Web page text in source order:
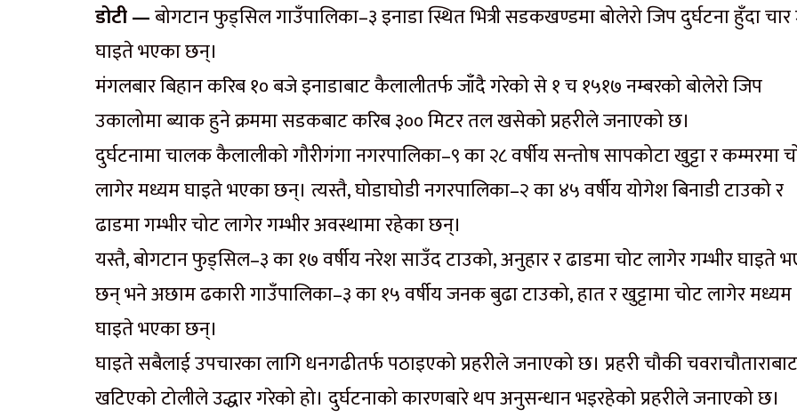
डोटी —बोगटान फुड्सिल गाउँपालिका–३ इनाडा स्थित भित्री सडकखण्डमा बोलेरो जिप दुर्घटना हुँदा
घाइते भएका छन्।
मंगलबार बिहान करिब १० बजे इनाडाबाट कैलालीतर्फ जाँदै गरेको से १ च १५१७ नम्बरको बोलेरो जिप
उकालोमा ब्याक हुने क्रममा सडकबाट करिब ३०० मिटर तल खसेको प्रहरीले जनाएको छ।
दुर्घटनामा चालक कैलालीको गौरीगंगा नगरपालिका–९ का २८ वर्षीय सन्तोष सापकोटा खुट्टा र कम्मरमा
लागेर मध्यम घाइते भएका छन्। त्यस्तै, घोडाघोडी नगरपालिका–२ का ४५ वर्षीय योगेश बिनाडी टाउको र
ढाडमा गम्भीर चोट लागेर गम्भीर अवस्थामा रहेका छन्।
यस्तै, बोगटान फुड्सिल–३ का १७ वर्षीय नरेश साउँद टाउको, अनुहार र ढाडमा चोट लागेर गम्भीर घाइते
छन् भने अछाम ढकारी गाउँपालिका–३ का १५ वर्षीय जनक बुढा टाउको, हात र खुट्टामा चोट लागेर मध्यम
घाइते भएका छन्।
घाइते सबैलाई उपचारका लागि धनगढीतर्फ पठाइएको प्रहरीले जनाएको छ। प्रहरी चौकी चवराचौताराबाट
खटिएको टोलीले उद्धार गरेको हो। दुर्घटनाको कारणबारे थप अनुसन्धान भइरहेको प्रहरीले जनाएको छ।